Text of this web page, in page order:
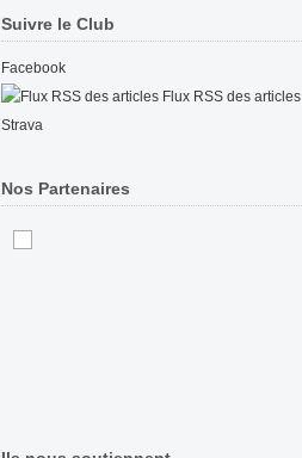
Suivre le Club
Facebook
Flux RSS des articles
Strava
Nos Partenaires